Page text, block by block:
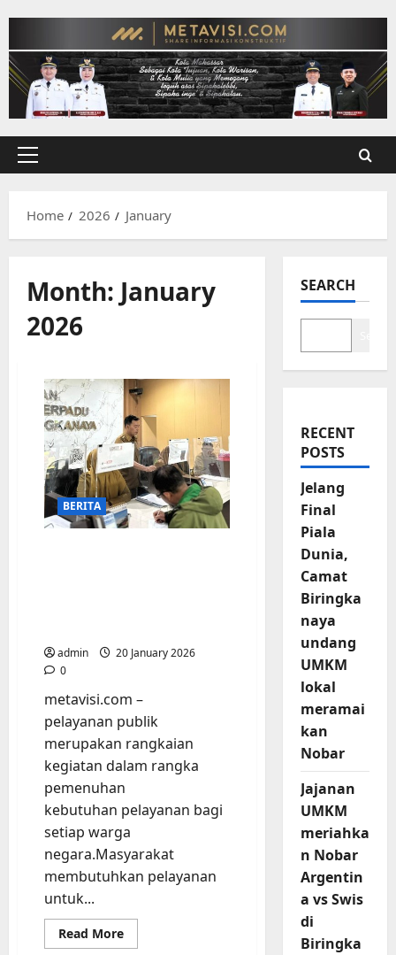
content
Primary
Home
2026 January
Month: January
2026
BERITA
admin
20 January 2026
0
metavisi.com –
pelayanan publik
merupakan rangkaian
kegiatan dalam rangka
pemenuhan
kebutuhan pelayanan bagi
setiap warga
negara.Masyarakat
membutuhkan pelayanan
untuk...
Read MoreRead
more
SEARCH
RECENT
POSTS
Jelang
Final
Piala
Dunia,
Camat
Biringka
naya
undang
UMKM
lokal
meramai
kan
Nobar
Jajanan
UMKM
meriahka
n Nobar
Argentin
a vs Swis
di
Biringka